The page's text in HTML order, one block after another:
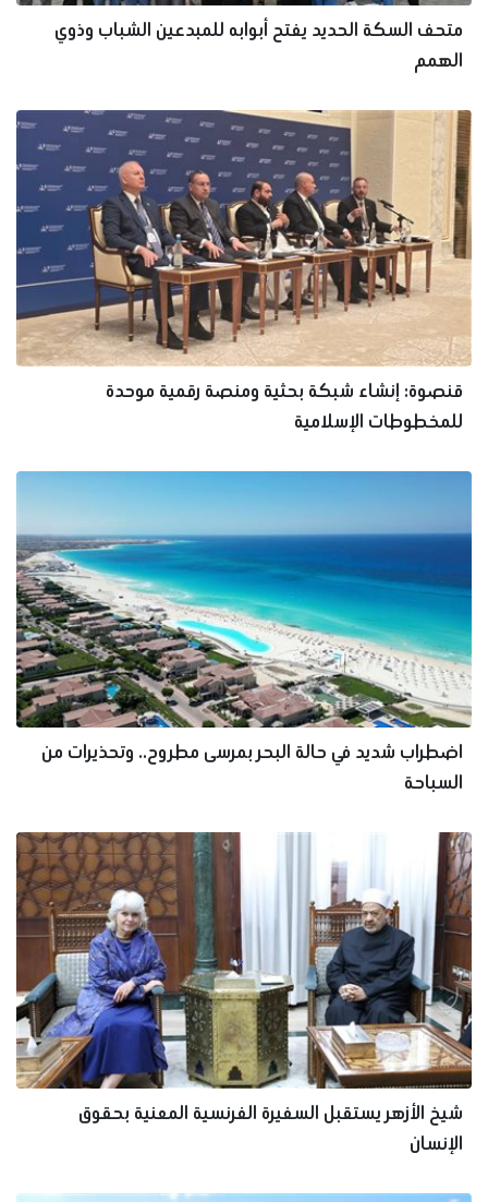
متحف السكة الحديد يفتح أبوابه للمبدعين الشباب وذوي
الهمم
قنصوة: إنشاء شبكة بحثية ومنصة رقمية موحدة
للمخطوطات الإسلامية
اضطراب شديد في حالة البحر بمرسى مطروح.. وتحذيرات من
السباحة
شيخ الأزهر يستقبل السفيرة الفرنسية المعنية بحقوق
الإنسان